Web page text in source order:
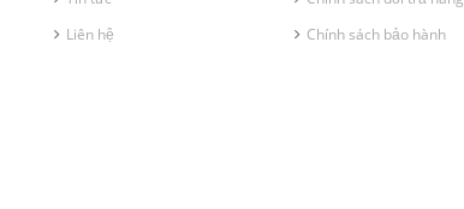
Liên hệ
Chính sách bảo hành